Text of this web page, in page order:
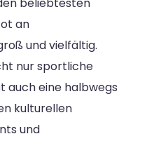
an
und vielfältig.
nur sportliche
auch eine halbwegs
kulturellen
und